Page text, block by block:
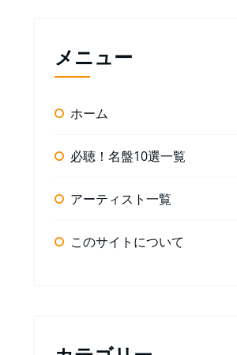
メニュー
ホーム
必聴！名盤10選一覧
アーティスト一覧
このサイトについて